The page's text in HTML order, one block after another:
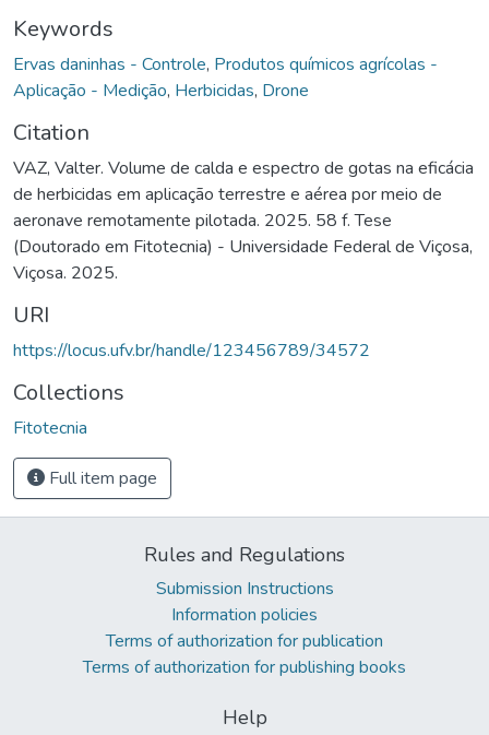
Keywords
Ervas daninhas - Controle, Produtos químicos agrícolas -
Aplicação - Medição, Herbicidas, Drone
Citation
VAZ, Valter. Volume de calda e espectro de gotas na eficácia
de herbicidas em aplicação terrestre e aérea por meio de
aeronave remotamente pilotada. 2025. 58 f. Tese
(Doutorado em Fitotecnia) - Universidade Federal de Viçosa,
Viçosa. 2025.
URI
https://locus.ufv.br/handle/123456789/34572
Collections
Fitotecnia
Full item page
Rules and Regulations
Submission Instructions
Information policies
Terms of authorization for publication
Terms of authorization for publishing books
Help